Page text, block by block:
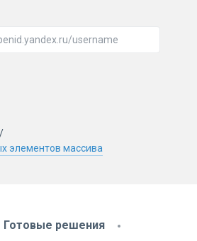
элементов массива
Готовые решения